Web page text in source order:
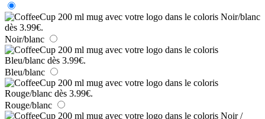
Noir/blanc
Bleu/blanc
Rouge/blanc